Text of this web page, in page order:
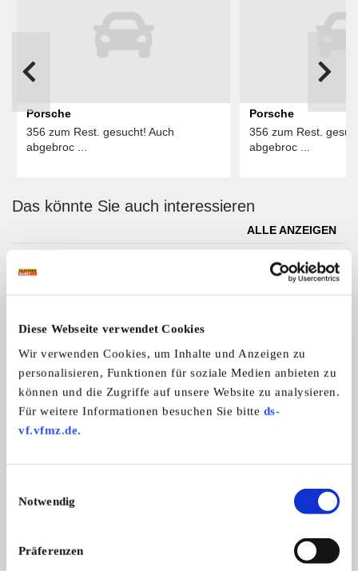
Diese Webseite verwendet Cookies
Wir verwenden Cookies, um Inhalte und Anzeigen zu
personalisieren, Funktionen für soziale Medien anbieten zu
können und die Zugriffe auf unsere Website zu analysieren.
Für weitere Informationen besuchen Sie bitte ds-
vf.vfmz.de.
Notwendig
Präferenzen
Porsche
356 zum Rest. gesucht! Auch
abgebroc ...
Porsche
356 zum Rest.
abgebroc ...
Das könnte Sie auch interessieren
ALLE ANZEIGEN
Cadillac 353
Seltener Cadillac 353 7 Sitzer , Anf ...
Mercedes-Benz